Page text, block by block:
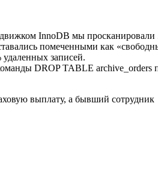
InnoDB мы просканировали
помеченными как
записей.
DROP TABLE archive_orders
выплату, а бывший